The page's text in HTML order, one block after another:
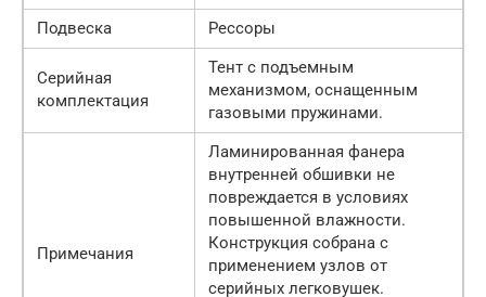
Подвеска
Рессоры
Серийная
комплектация
Тент с подъемным
механизмом, оснащенным
газовыми пружинами.
Примечания
Ламинированная фанера
внутренней обшивки не
повреждается в условиях
повышенной влажности.
Конструкция собрана с
применением узлов от
серийных легковушек.